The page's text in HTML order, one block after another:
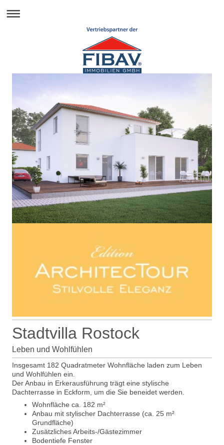
Stadtvilla Rostock
Leben und Wohlfühlen
Insgesamt 182 Quadratmeter Wohnfläche laden zum Leben
und Wohlfühlen ein.
Der Anbau in Erkerausführung trägt eine stylische
Dachterrasse in Eckform, um die Sie beneidet werden.
Wohnfläche ca. 182 m²
Anbau mit stylischer Dachterrasse (ca. 25 m²
Grundfläche)
Zusätzliches Arbeits-/Gästezimmer
Bodentiefe Fenster